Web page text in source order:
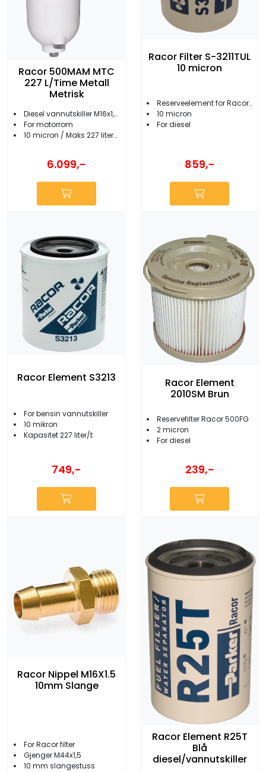
Racor 500MAM MTC
227 L/Time Metall
Metrisk
Diesel vannutskiller M16x1,5 gjenger
For motorrom
10 micron / Maks 227 liter/time
6.099,-
Racor Filter S-3211TUL
10 micron
Reserveelement for Racor 460MAM
10 micron
For diesel
859,-
Racor Element S3213
For bensin vannutskiller
10 mikron
Kapasitet 227 liter/t
749,-
Racor Element
2010SM Brun
Reservefilter Racor 500FG
2 micron
For diesel
239,-
Racor Nippel M16X1.5
10mm Slange
For Racor filter
Gjenger M44x1,5
10 mm slangestuss
Racor Element R25T
Blå
diesel/vannutskiller